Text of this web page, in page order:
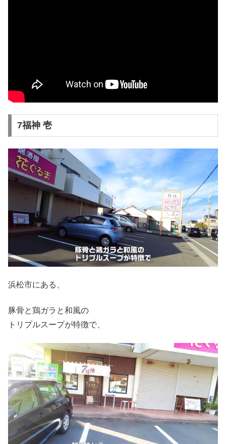
7福神 壱
浜松市にある、
豚骨と鶏ガラと和風の
トリプルスープが特徴で、